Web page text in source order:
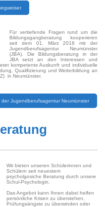
Für vertiefende Fragen rund um die
Bildungsgangberatung kooperieren
seit dem 01. März 2016 mit der
Jugendberufsagentur Neumünster
(JBA). Die Bildungsberatung in der
JBA setzt an den Interessen und
kompetente Auskunft und individuelle
Qualifizierung und Weiterbildung an
in Neumünster.
Jugendberufsagentur Neumünster
Wir bieten unseren Schülerinnen und
Schülern seit neuestem
psycholgosiche Beratung durch unsere
Schul-Psychologin.
Das Angebot kann Ihnen dabei helfen
persönliche Krisen zu überstehen,
Prüfungsängste zu überwinden oder